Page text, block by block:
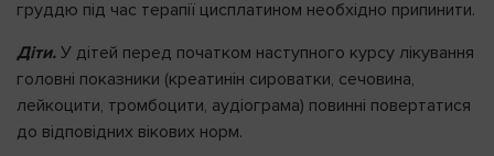
груддю під час терапії цисплатином необхідно припинити.
Діти. У дітей перед початком наступного курсу лікування
головні показники (креатинін сироватки, сечовина,
лейкоцити, тромбоцити, аудіограма) повинні повертатися
до відповідних вікових норм.